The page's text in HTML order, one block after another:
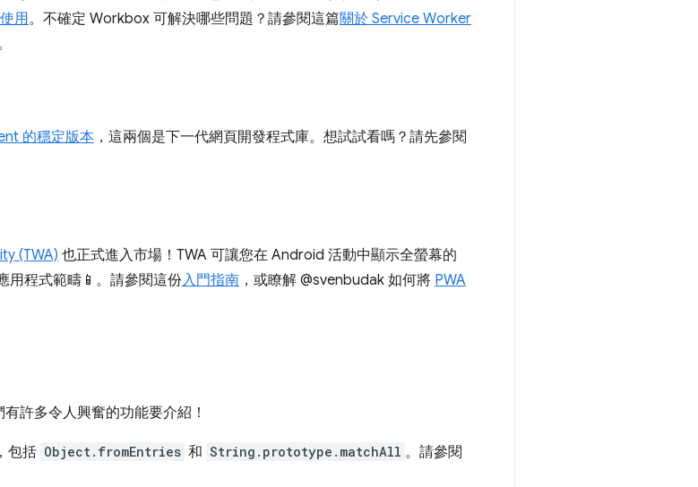
用。不確定 Workbox 可解決哪些問題？請參閱這篇關於 Service Worker
的穩定版本 ，這兩個是下一代網頁開發程式庫。想試試看嗎？請先參閱
(TWA) 也正式進入市場！TWA 可讓您在 Android 活動中顯示全螢幕的
用程式範疇📱。請參閱這份入門指南 ，或瞭解 @svenbudak 如何將 PWA
有許多令人興奮的功能要介紹！
包括 Object.fromEntries 和 String.prototype.matchAll 。請參閱